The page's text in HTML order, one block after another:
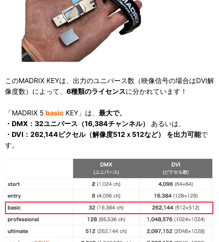
このMADRIX KEYは、出力のユニバース数（映像信号の場合はDVI解
像度数）によって、 6種類のライセンスに分かれています！
「MADRIX 5 basic KEY」は、 最大で、
・DMX：32ユニバース（16,384チャンネル）
あるいは、
・DVI：262,144ピクセル（解像度512ｘ512など）
を出力可能で
す。